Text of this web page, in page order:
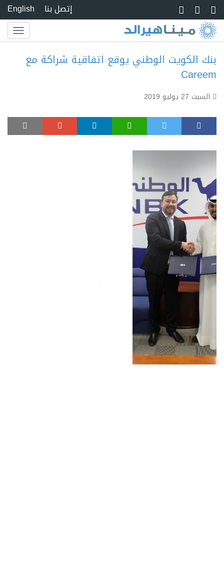
Skip to main
English
إتصل بنا
Toggle
بنك الكويت الوطني يوقع اتفاقية شراكة مع
Careem
السبت 27 يوليو 2019